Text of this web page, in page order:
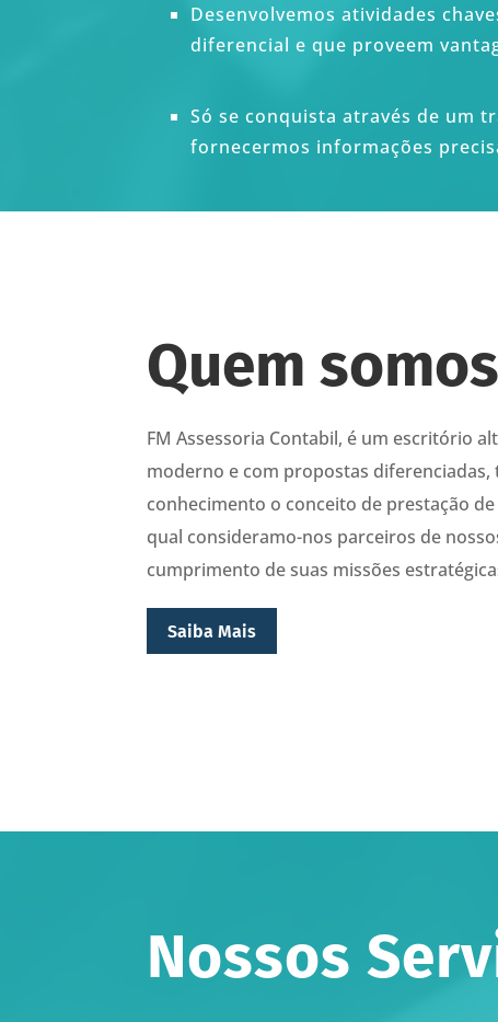
Desenvolvemos atividades
diferencial e que proveem
Só se conquista através de um
fornecermos informações
Quem somos
FM Assessoria Contabil, é um escritório
moderno e com propostas diferenciadas,
conhecimento o conceito de prestação
qual consideramo-nos parceiros de
cumprimento de suas missões
Saiba Mais
Nossos